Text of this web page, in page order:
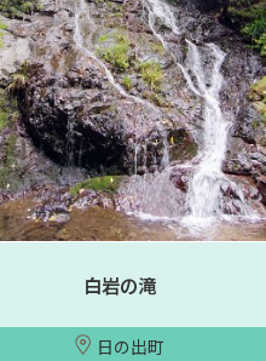
白岩の滝
日の出町